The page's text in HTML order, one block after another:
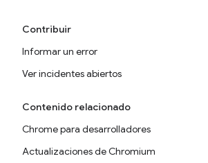
Contribuir
Informar un error
Ver incidentes abiertos
Contenido relacionado
Chrome para desarrolladores
Actualizaciones de Chromium